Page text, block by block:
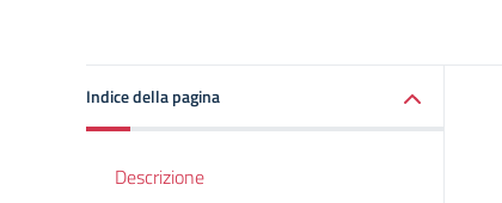
Indice della pagina
Descrizione